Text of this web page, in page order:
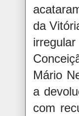
da
Mário
a
com